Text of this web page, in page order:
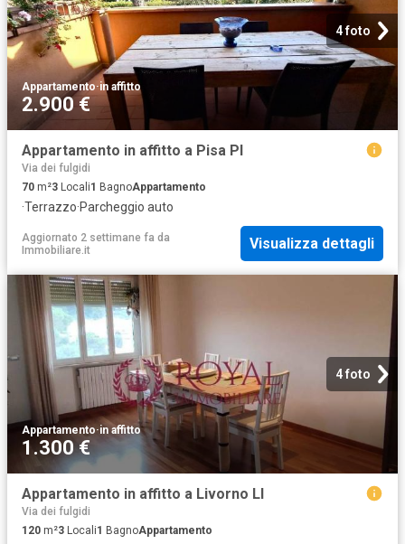
4 foto
Appartamento·in affitto
2.900 €
Appartamento in affitto a Pisa PI
Via dei fulgidi
70 m²3 Locali1 BagnoAppartamento
·Terrazzo·Parcheggio auto
Aggiornato 2 settimane fa da
Immobiliare.it
Visualizza dettagli
4 foto
Appartamento·in affitto
1.300 €
Appartamento in affitto a Livorno LI
Via dei fulgidi
120 m²3 Locali1 BagnoAppartamento